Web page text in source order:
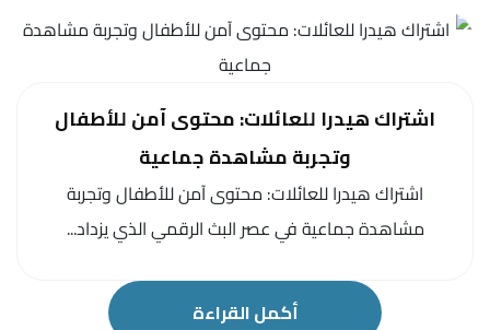
اشتراك هيدرا للعائلات: محتوى آمن للأطفال
وتجربة مشاهدة جماعية
اشتراك هيدرا للعائلات: محتوى آمن للأطفال وتجربة
مشاهدة جماعية في عصر البث الرقمي الذي يزداد...
أكمل القراءة